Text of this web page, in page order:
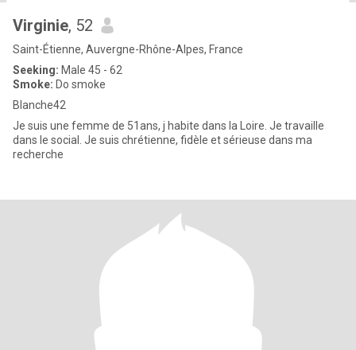
Virginie, 52
Saint-Étienne, Auvergne-Rhône-Alpes, France
Seeking: Male 45 - 62
Smoke: Do smoke
Blanche42
Je suis une femme de 51ans, j habite dans la Loire. Je travaille
dans le social. Je suis chrétienne, fidèle et sérieuse dans ma
recherche